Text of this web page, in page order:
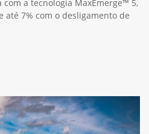
a tecnologia MaxEmerge™ 5,
até 7% com o desligamento de